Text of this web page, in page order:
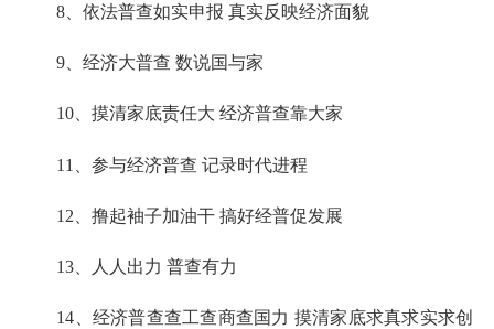
8、依法普查如实申报 真实反映经济面貌
9、经济大普查 数说国与家
10、摸清家底责任大 经济普查靠大家
11、参与经济普查 记录时代进程
12、撸起袖子加油干 搞好经普促发展
13、人人出力 普查有力
14、经济普查查工查商查国力 摸清家底求真求实求创